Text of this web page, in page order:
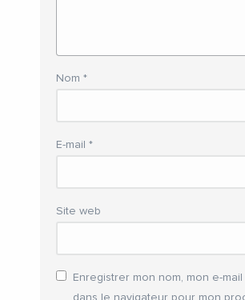
Nom *
E-mail *
Site web
Enregistrer mon nom, mon e-
dans le navigateur pour mon